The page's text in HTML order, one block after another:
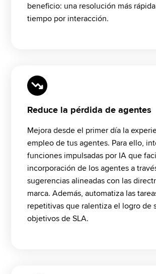
beneficio: una resolución más
tiempo por interacción.
Reduce la pérdida de agentes
Mejora desde el primer día la
empleo de tus agentes. Para ello,
funciones impulsadas por IA que
incorporación de los agentes a
sugerencias alineadas con las
marca. Además, automatiza las
repetitivas que ralentiza el logro de
objetivos de SLA.